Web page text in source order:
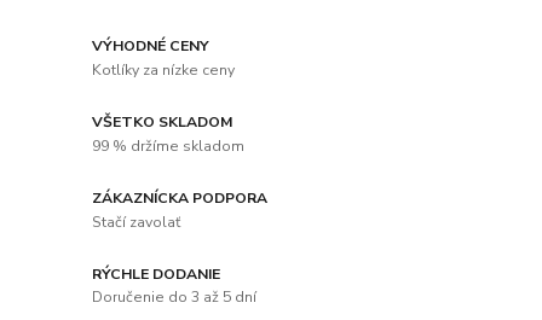
VÝHODNÉ CENY
Kotlíky za nízke ceny
VŠETKO SKLADOM
99 % držíme skladom
ZÁKAZNÍCKA PODPORA
Stačí zavolať
RÝCHLE DODANIE
Doručenie do 3 až 5 dní